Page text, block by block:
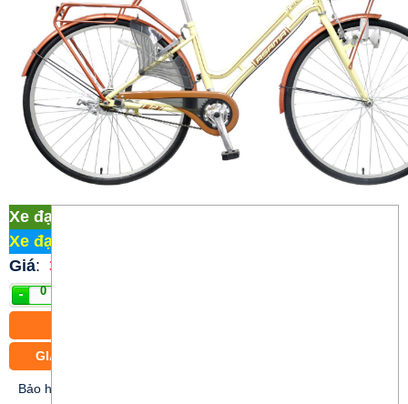
Xe đạp thời trang Asama PU27
Xe đạp Martin 107
Giá: 3.850.000 đ
GIAO XE MIỄN PHÍ CÁC PHƯỜNG TRUNG TÂM TP.HCM
Bảo hành 12 tháng